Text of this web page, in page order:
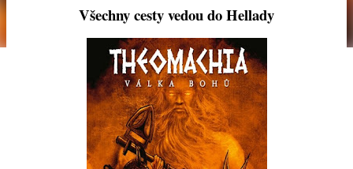
Všechny cesty vedou do Hellady